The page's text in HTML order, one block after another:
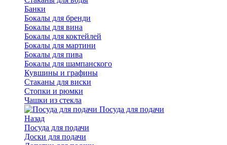
Банки
Бокалы для бренди
Бокалы для вина
Бокалы для коктейлей
Бокалы для мартини
Бокалы для пива
Бокалы для шампанского
Кувшины и графины
Стаканы для виски
Стопки и рюмки
Чашки из стекла
Посуда для подачи
Назад
Посуда для подачи
Доски для подачи